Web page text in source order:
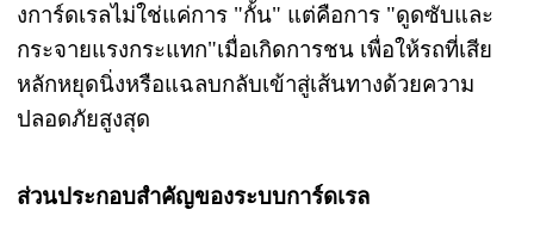
งการ์ดเรลไม่ใช่แค่การ "กั้น" แต่คือการ "ดูดซับและ
กระจายแรงกระแทก"เมื่อเกิดการชน เพื่อให้รถที่เสีย
หลักหยุดนิ่งหรือแฉลบกลับเข้าสู่เส้นทางด้วยความ
ปลอดภัยสูงสุด
ส่วนประกอบสำคัญของระบบการ์ดเรล